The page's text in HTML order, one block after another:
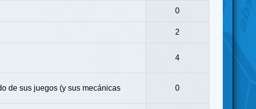
0
2
4
de sus juegos (y sus mecánicas
0